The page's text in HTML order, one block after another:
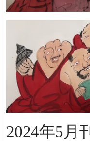
2024年5月